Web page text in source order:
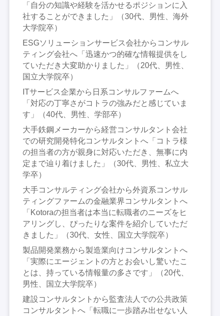
「自分の知識や経験を活かせるポジションに入
社することができました」（30代、男性、海外
大学院卒）
ESGソリューションサービス会社からコンサル
ティング会社へ「迅速かつ的確な情報提供をし
ていただき大変助かりました」（20代、男性、
国立大学院卒）
ITサービス企業から日系コンサルファームへ
「対応の丁寧さがコトラの強みだと感じていま
す」（40代、男性、学部卒）
大手鉄鋼メーカーから経営コンサルタント会社
での研究開発特化コンサルタントへ「コトラ様
の担当者の方が親身に対応いただき、無事に内
定まで辿り着けました」（30代、男性、私立大
学卒）
大手コンサルティング会社から外資系コンサル
ティングファームの金融業界コンサルタントへ
「Kotoraの担当者は本当に転職者のニーズをヒ
アリングし、ぴったりな案件を紹介していただ
きました」（30代、女性、国立大学院卒）
製品開発業務から製造業向けコンサルタントへ
「実際にエージェントの方とお会いし驚いたこ
とは、持っている情報量の多さです」（20代、
男性、国立大学院卒）
建設コンサルタントから監査法人での公共政策
コンサルタントへ「転職に一歩踏み出せない人